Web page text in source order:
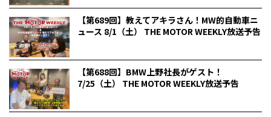
【第689回】教えてアキラさん！MW的自動車ニ
ュース 8/1（土） THE MOTOR WEEKLY放送予告
【第688回】BMW上野社長がゲスト！
7/25（土） THE MOTOR WEEKLY放送予告